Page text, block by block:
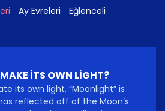
Ay Evreleri Eğlenceli
ITS OWN LIGHT?
its own light. “Moonlight” is
reflected off of the Moon’s